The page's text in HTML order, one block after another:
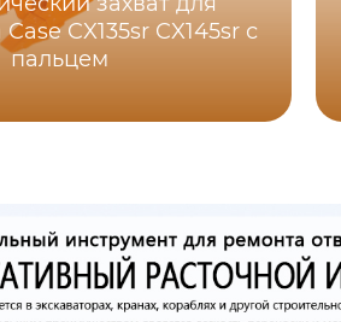
CX135sr CX145sr с
пальцем